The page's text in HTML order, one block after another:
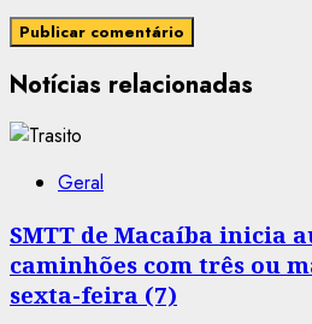
Notícias relacionadas
Geral
SMTT de Macaíba inicia
caminhões com três ou
sexta-feira (7)